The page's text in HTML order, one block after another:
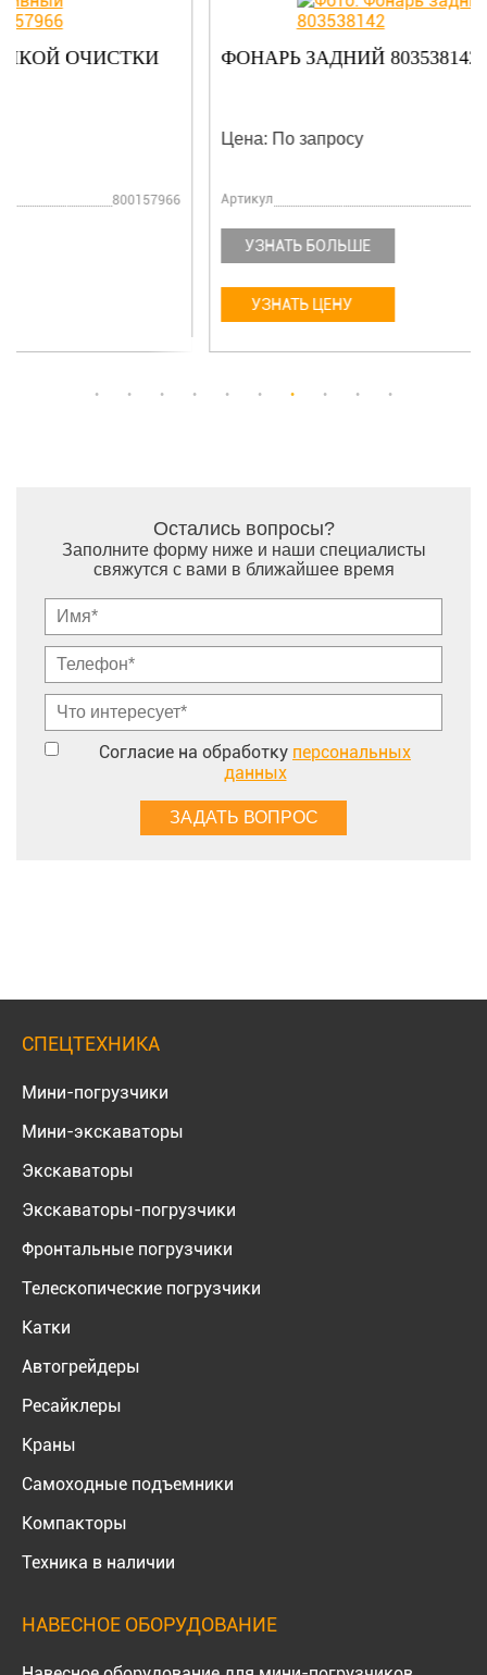
ФОНАРЬ ЗАДНИЙ 803538142
Остались вопросы?
Заполните форму ниже и наши специалисты
свяжутся с вами в ближайшее время
Согласие на обработку персональных
данных
СПЕЦТЕХНИКА
Мини-погрузчики
Мини-экскаваторы
Экскаваторы
Экскаваторы-погрузчики
Фронтальные погрузчики
Телескопические погрузчики
Катки
Автогрейдеры
Ресайклеры
Краны
Самоходные подъемники
Компакторы
Техника в наличии
НАВЕСНОЕ ОБОРУДОВАНИЕ